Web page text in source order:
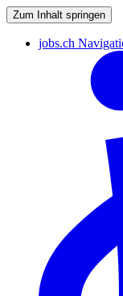
Zum Inhalt springen
jobs.ch